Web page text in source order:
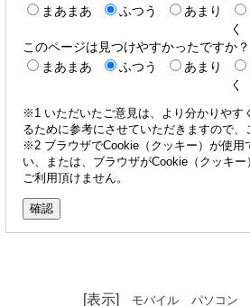
まあまあ
ふつう あまり
く
このページは見つけやすかったですか？
まあまあ
ふつう あまり
く
※1 いただいたご意見は、より分かりやす
るために参考にさせていただきますので、
※2 ブラウザでCookie（クッキー）が使用
い、または、ブラウザがCookie（クッキ
ご利用頂けません。
[表示] モバイル パソコン